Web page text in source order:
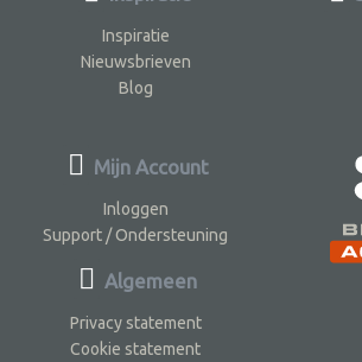
Inspiratie
Nieuwsbrieven
Blog
Mijn Account
Inloggen
Support / Ondersteuning
Algemeen
Privacy statement
Cookie statement